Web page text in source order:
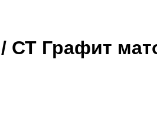
СТ Графит